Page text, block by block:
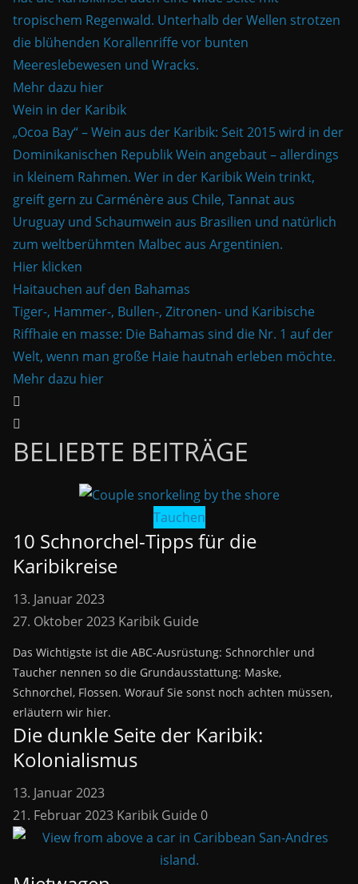
tropischem Regenwald. Unterhalb der Wellen strotzen
die blühenden Korallenriffe vor bunten
Meereslebewesen und Wracks.
Mehr dazu hier
Wein in der Karibik
„Ocoa Bay“ – Wein aus der Karibik: Seit 2015 wird in der
Dominikanischen Republik Wein angebaut – allerdings
in kleinem Rahmen. Wer in der Karibik Wein trinkt,
greift gern zu Carménère aus Chile, Tannat aus
Uruguay und Schaumwein aus Brasilien und natürlich
zum weltberühmten Malbec aus Argentinien.
Hier klicken
Haitauchen auf den Bahamas
Tiger-, Hammer-, Bullen-, Zitronen- und Karibische
Riffhaie en masse: Die Bahamas sind die Nr. 1 auf der
Welt, wenn man große Haie hautnah erleben möchte.
Mehr dazu hier
BELIEBTE BEITRÄGE
Tauchen
10 Schnorchel-Tipps für die
Karibikreise
13. Januar 2023
27. Oktober 2023 Karibik Guide
Das Wichtigste ist die ABC-Ausrüstung: Schnorchler und
Taucher nennen so die Grundausstattung: Maske,
Schnorchel, Flossen. Worauf Sie sonst noch achten müssen,
erläutern wir hier.
Die dunkle Seite der Karibik:
Kolonialismus
13. Januar 2023
21. Februar 2023 Karibik Guide 0